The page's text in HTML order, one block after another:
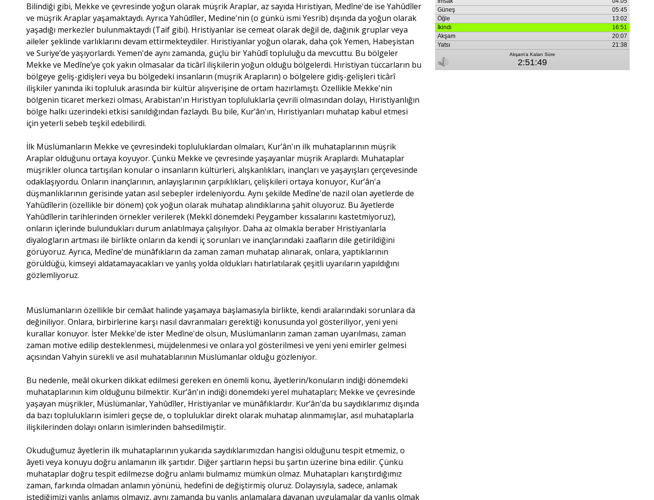
Bilindiği gibi, Mekke ve çevresinde yoğun olarak müşrik Araplar, az sayıda Hıristiyan, Medîne'de ise Yahûdîler
ve müşrik Araplar yaşamaktaydı. Ayrıca Yahûdîler, Medine'nin (o günkü ismi Yesrib) dışında da yoğun olarak
yaşadığı merkezler bulunmaktaydı (Taif gibi). Hristiyanlar ise cemeat olarak değil de, dağınık gruplar veya
aileler şeklinde varlıklarını devam ettirmekteydiler. Hıristiyanlar yoğun olarak, daha çok Yemen, Habeşistan
ve Suriye’de yaşıyorlardı. Yemen'de aynı zamanda, güçlü bir Yahûdî topluluğu da mevcuttu. Bu bölgeler
Mekke ve Medîne’ye çok yakın olmasalar da ticârî ilişkilerin yoğun olduğu bölgelerdi. Hıristiyan tüccarların bu
bölgeye geliş-gidişleri veya bu bölgedeki insanların (müşrik Arapların) o bölgelere gidiş-gelişleri ticârî
ilişkiler yanında iki topluluk arasında bir kültür alışverişine de ortam hazırlamıştı. Özellikle Mekke'nin
bölgenin ticaret merkezi olması, Arabistan'ın Hıristiyan topluluklarla çevrili olmasından dolayı, Hıristiyanlığın
bölge halkı üzerindeki etkisi sanıldığından fazlaydı. Bu bile, Kur’ân'ın, Hıristiyanları muhatap kabul etmesi
için yeterli sebeb teşkil edebilirdi.
İlk Müslümanların Mekke ve çevresindeki topluluklardan olmaları, Kur’ân'ın ilk muhataplarının müşrik
Araplar olduğunu ortaya koyuyor. Çünkü Mekke ve çevresinde yaşayanlar müşrik Araplardı. Muhataplar
müşrikler olunca tartışılan konular o insanların kültürleri, alışkanlıkları, inançları ve yaşayışları çerçevesinde
odaklaşıyordu. Onların inançlarının, anlayışlarının çarpıklıkları, çelişkileri ortaya konuyor, Kur’ân'a
düşmanlıklarının gerisinde yatan asıl sebepler irdeleniyordu. Aynı şekilde Medîne'de nazil olan ayetlerde de
Yahûdîlerin (özellikle bir dönem) çok yoğun olarak muhatap alındıklarına şahit oluyoruz. Bu âyetlerde
Yahûdîlerin tarihlerinden örnekler verilerek (Mekkî dönemdeki Peygamber kıssalarını kastetmiyoruz),
onların içlerinde bulundukları durum anlatılmaya çalışılıyor. Daha az olmakla beraber Hristiyanlarla
diyalogların artması ile birlikte onların da kendi iç sorunları ve inançlarındaki zaafların dile getirildiğini
görüyoruz. Ayrıca, Medîne'de münâfıkların da zaman zaman muhatap alınarak, onlara, yaptıklarının
görüldüğü, kimseyi aldatamayacakları ve yanlış yolda oldukları hatırlatılarak çeşitli uyarıların yapıldığını
gözlemliyoruz.
Müslümanların özellikle bir cemâat halinde yaşamaya başlamasıyla birlikte, kendi aralarındaki sorunlara da
değiniliyor. Onlara, birbirlerine karşı nasıl davranmaları gerektiği konusunda yol gösteriliyor, yeni yeni
kurallar konuyor. İster Mekke'de ister Medîne'de olsun, Müslümanların zaman zaman uyarılması, zaman
zaman motive edilip desteklenmesi, müjdelenmesi ve onlara yol gösterilmesi ve yeni yeni emirler gelmesi
açısından Vahyin sürekli ve asıl muhatablarının Müslümanlar olduğu gözleniyor.
Bu nedenle, meâl okurken dikkat edilmesi gereken en önemli konu, âyetlerin/konuların indiği dönemdeki
muhataplarının kim olduğunu bilmektir. Kur’ân'ın indiği dönemdeki yerel muhatapları; Mekke ve çevresinde
yaşayan müşrikler, Müslümanlar, Yahûdîler, Hristiyanlar ve münâfıklardır. Kur’ân'da bu saydıklarımız dışında
da bazı toplulukların isimleri geçse de, o topluluklar direkt olarak muhatap alınmamışlar, asıl muhataplarla
ilişkilerinden dolayı onların isimlerinden bahsedilmiştir.
Okuduğumuz âyetlerin ilk muhataplarının yukarıda saydıklarımızdan hangisi olduğunu tespit etmemiz, o
âyeti veya konuyu doğru anlamanın ilk şartıdır. Diğer şartların hepsi bu şartın üzerine bina edilir. Çünkü
muhataplar doğru tespit edilmezse doğru anlamı bulmamız mümkün olmaz. Muhatapları karıştırdığımız
zaman, farkında olmadan anlamın yönünü, hedefini de değiştirmiş oluruz. Dolayısıyla, sadece, anlamak
istediğimizi yanlış anlamış olmayız, aynı zamanda bu yanlış anlamalara dayanan uygulamalar da yanlış olmak